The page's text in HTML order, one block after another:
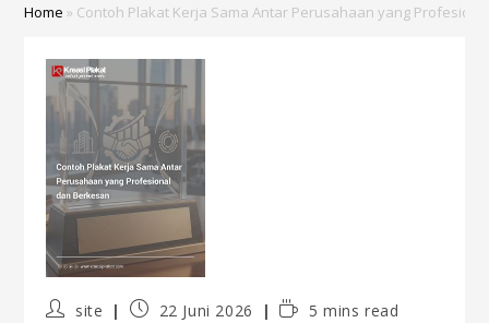
Home » Contoh Plakat Kerja Sama Antar Perusahaan yang
site 22 Juni 2026 5 mins read